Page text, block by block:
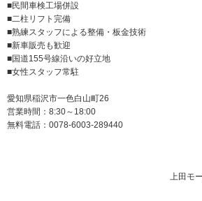
■民間車検工場併設
■二柱リフト完備
■熟練スタッフによる整備・板金技術
■新車販売も歓迎
■国道155号線沿いの好立地
■女性スタッフ常駐
愛知県稲沢市一色白山町26
営業時間：8:30～18:00
無料電話：0078-6003-289440
上田モ